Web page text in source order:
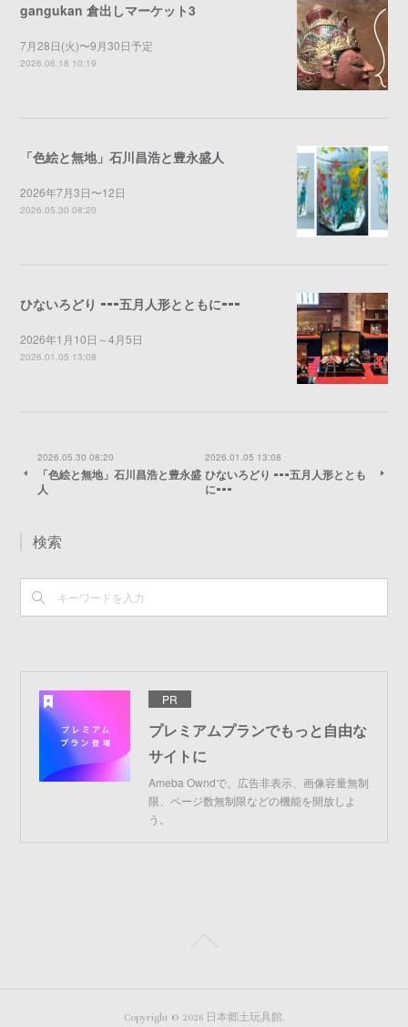
gangukan 倉出しマーケット3
7月28日(火)〜9月30日予定
2026.06.18 10:19
「色絵と無地」石川昌浩と豊永盛人
2026年7月3日〜12日
2026.05.30 08:20
ひないろどり ⁃⁃⁃五月人形とともに⁃⁃⁃
2026年1月10日～4月5日
2026.01.05 13:08
2026.05.30 08:20
「色絵と無地」石川昌浩と豊永盛
人
2026.01.05 13:08
ひないろどり ⁃⁃⁃五月人形ととも
に⁃⁃⁃
検索
PR
プレミアムプランでもっと自由な
サイトに
Ameba Owndで、広告非表示、画像容量無制
限、ページ数無制限などの機能を開放しよ
う。
Copyright © 2026 日本郷土玩具館.